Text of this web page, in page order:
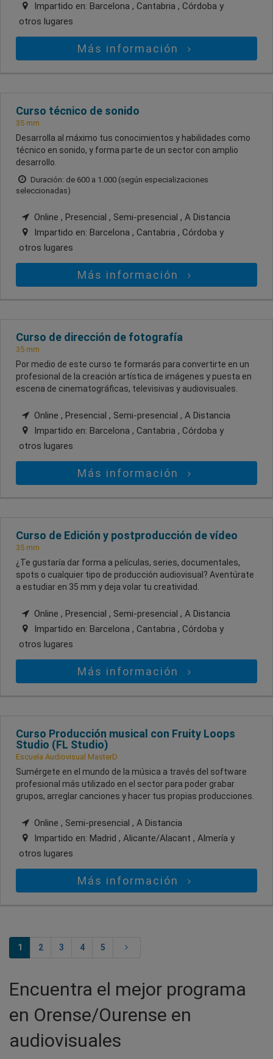
Impartido en: Barcelona , Cantabria , Córdoba y
otros lugares
Más información
Curso técnico de sonido
35 mm
Desarrolla al máximo tus conocimientos y habilidades como
técnico en sonido, y forma parte de un sector con amplio
desarrollo.
Duración: de 600 a 1.000 (según especializaciones
seleccionadas)
Online , Presencial , Semi-presencial , A Distancia
Impartido en: Barcelona , Cantabria , Córdoba y
otros lugares
Más información
Curso de dirección de fotografía
35 mm
Por medio de este curso te formarás para convertirte en un
profesional de la creación artística de imágenes y puesta en
escena de cinematográficas, televisivas y audiovisuales.
Online , Presencial , Semi-presencial , A Distancia
Impartido en: Barcelona , Cantabria , Córdoba y
otros lugares
Más información
Curso de Edición y postproducción de vídeo
35 mm
¿Te gustaría dar forma a películas, series, documentales,
spots o cualquier tipo de producción audiovisual? Aventúrate
a estudiar en 35 mm y deja volar tu creatividad.
Online , Presencial , Semi-presencial , A Distancia
Impartido en: Barcelona , Cantabria , Córdoba y
otros lugares
Más información
Curso Producción musical con Fruity Loops
Studio (FL Studio)
Escuela Audiovisual MasterD
Sumérgete en el mundo de la música a través del software
profesional más utilizado en el sector para poder grabar
grupos, arreglar canciones y hacer tus propias producciones.
Online , Semi-presencial , A Distancia
Impartido en: Madrid , Alicante/Alacant , Almería y
otros lugares
Más información
1 2 3 4 5
Encuentra el mejor programa
en Orense/Ourense en
audiovisuales